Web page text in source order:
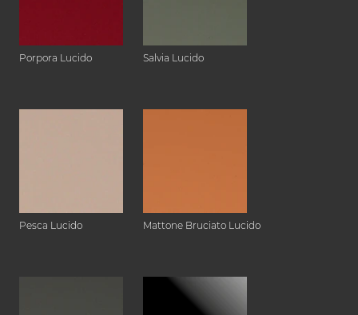
Porpora Lucido Salvia Lucido
Pesca Lucido Mattone Bruciato Lucido